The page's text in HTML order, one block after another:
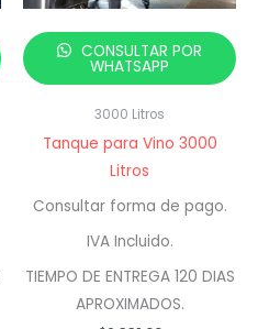
CONSULTAR POR
WHATSAPP
3000 Litros
Tanque para Vino 3000
Litros
Consultar forma de pago.
IVA Incluido.
TIEMPO DE ENTREGA 120 DIAS
APROXIMADOS.